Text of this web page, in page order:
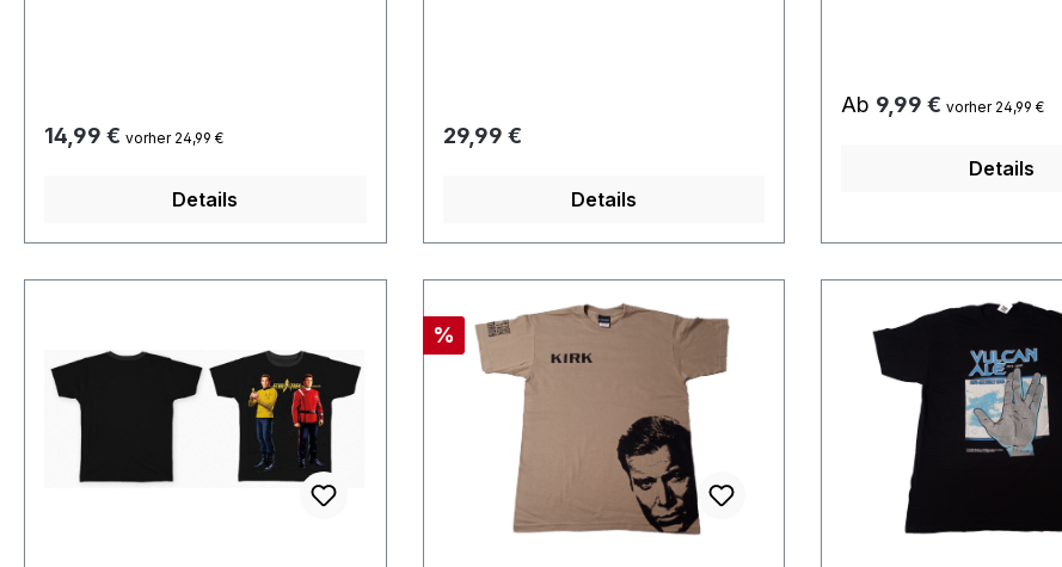
Regulärer Preis:
14,99 € vorher 24,99 €
Details
Regulärer Preis:
29,99 €
Details
Regulärer Preis:
Ab 9,99 € vorher 24,99 €
Details
Rabatt
%